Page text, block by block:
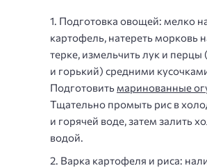
Подготовка овощей: мелко
картофель, натереть морковь
терке, измельчить лук и перцы
и горький) средними
Подготовитьмаринованные
Тщательно промыть рис в
и горячей воде, затем залить
водой.
Варка картофеля и риса: